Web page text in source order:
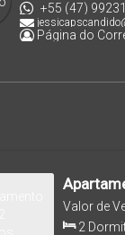
+55 (47)
Página do
Itajuba -
Valor de
Brasil
2